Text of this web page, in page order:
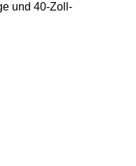
und 40-Zoll-